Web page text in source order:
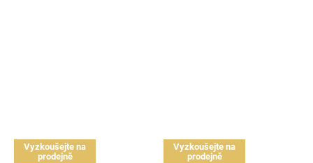
Vyzkoušejte na
prodejně
Vyzkoušejte na
prodejně